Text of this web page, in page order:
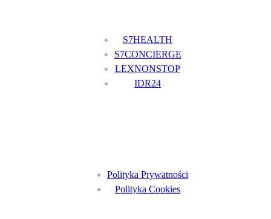
S7HEALTH
S7CONCIERGE
LEXNONSTOP
IDR24
Polityka Prywatności
Polityka Cookies